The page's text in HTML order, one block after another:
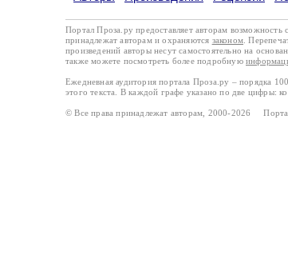
Портал Проза.ру предоставляет авторам
принадлежат авторам и охраняются законом .
произведений авторы несут самостоятельно на
также можете посмотреть более подробную
Ежедневная аудитория портала Проза.ру – порядка
этого текста. В каждой графе указано по две цифры:
© Все права принадлежат авторам, 2000-2026